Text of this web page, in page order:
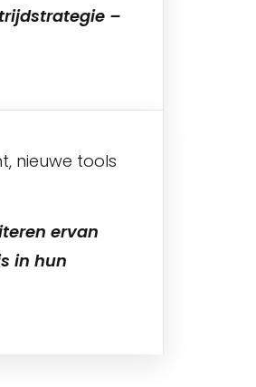
–
nieuwe tools
ervan
in hun